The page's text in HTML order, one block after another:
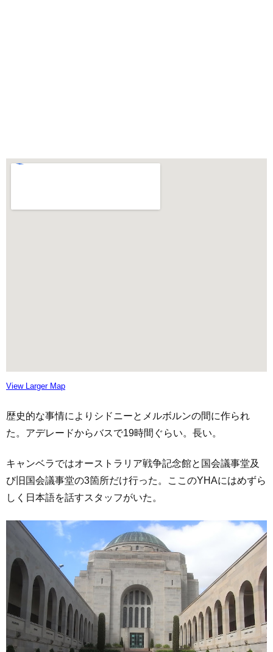
View Larger Map
歴史的な事情によりシドニーとメルボルンの間に作られ
た。アデレードからバスで19時間ぐらい。長い。
キャンベラではオーストラリア戦争記念館と国会議事堂及
び旧国会議事堂の3箇所だけ行った。ここのYHAにはめずら
しく日本語を話すスタッフがいた。